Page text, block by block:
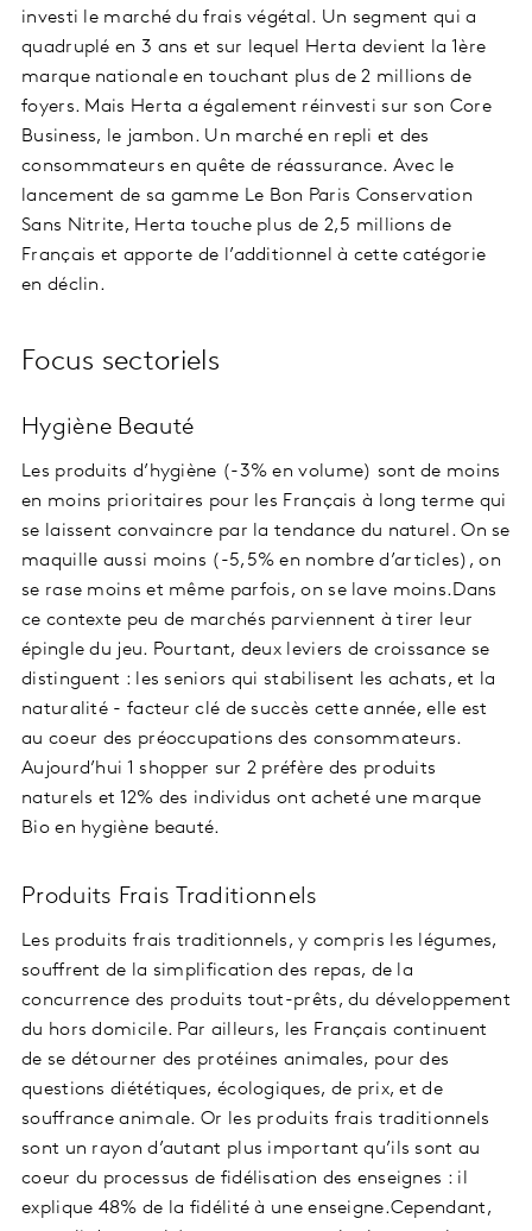
investi le marché du frais végétal. Un segment qui a
quadruplé en 3 ans et sur lequel Herta devient la 1ère
marque nationale en touchant plus de 2 millions de
foyers. Mais Herta a également réinvesti sur son Core
Business, le jambon. Un marché en repli et des
consommateurs en quête de réassurance. Avec le
lancement de sa gamme Le Bon Paris Conservation
Sans Nitrite, Herta touche plus de 2,5 millions de
Français et apporte de l’additionnel à cette catégorie
en déclin.
Focus sectoriels
Hygiène Beauté
Les produits d’hygiène (-3% en volume) sont de moins
en moins prioritaires pour les Français à long terme qui
se laissent convaincre par la tendance du naturel. On se
maquille aussi moins (-5,5% en nombre d’articles), on
se rase moins et même parfois, on se lave moins.Dans
ce contexte peu de marchés parviennent à tirer leur
épingle du jeu. Pourtant, deux leviers de croissance se
distinguent : les seniors qui stabilisent les achats, et la
naturalité - facteur clé de succès cette année, elle est
au coeur des préoccupations des consommateurs.
Aujourd’hui 1 shopper sur 2 préfère des produits
naturels et 12% des individus ont acheté une marque
Bio en hygiène beauté.
Produits Frais Traditionnels
Les produits frais traditionnels, y compris les légumes,
souffrent de la simplification des repas, de la
concurrence des produits tout-prêts, du développement
du hors domicile. Par ailleurs, les Français continuent
de se détourner des protéines animales, pour des
questions diététiques, écologiques, de prix, et de
souffrance animale. Or les produits frais traditionnels
sont un rayon d’autant plus important qu’ils sont au
coeur du processus de fidélisation des enseignes : il
explique 48% de la fidélité à une enseigne.Cependant,